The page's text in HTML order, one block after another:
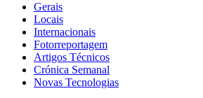
Gerais
Locais
Internacionais
Fotorreportagem
Artigos Técnicos
Crónica Semanal
Novas Tecnologias